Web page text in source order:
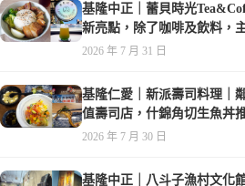
基隆中正｜蕾貝時光
新亮點，除了咖啡及飲料，
2026 年 7 月 31 日
基隆仁愛｜新派壽司料理｜
值壽司店，什錦角切生魚丼
2026 年 7 月 30 日
基隆中正｜八斗子漁村文化